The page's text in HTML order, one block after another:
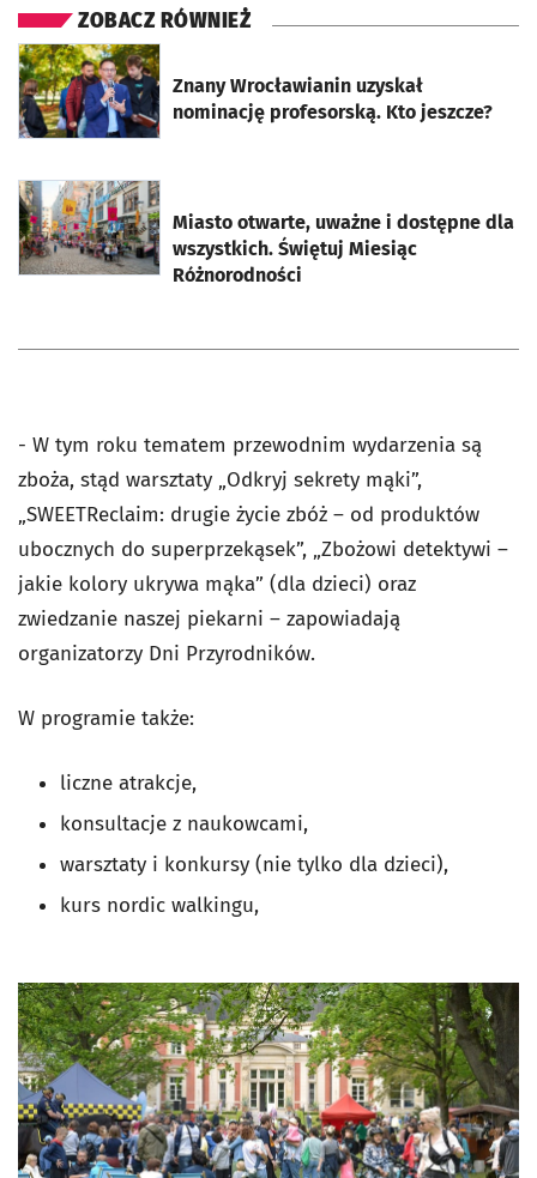
ZOBACZ RÓWNIEŻ
Znany Wrocławianin uzyskał
nominację profesorską. Kto jeszcze?
otworzy się w nowej karcie
Miasto otwarte, uważne i dostępne dla
wszystkich. Świętuj Miesiąc
Różnorodności
otworzy się w nowej karcie
- W tym roku tematem przewodnim wydarzenia są
zboża, stąd warsztaty „Odkryj sekrety mąki”,
„SWEETReclaim: drugie życie zbóż – od produktów
ubocznych do superprzekąsek”, „Zbożowi detektywi –
jakie kolory ukrywa mąka” (dla dzieci) oraz
zwiedzanie naszej piekarni – zapowiadają
organizatorzy Dni Przyrodników.
W programie także:
liczne atrakcje,
konsultacje z naukowcami,
warsztaty i konkursy (nie tylko dla dzieci),
kurs nordic walkingu,